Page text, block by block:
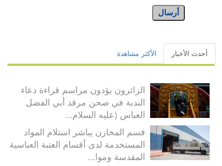
أرسال
أحدث الأخبار الأكثر مشاهدة
الزائرون يؤدون مراسم قراءة دعاء
الندبة في صحن مرقد أبي الفضل
العباس (عليه السلام...
قسم المخازن يباشر استلام المواد
المستخدمة لدى أقسام العتبة العباسية
المقدسة وموا...